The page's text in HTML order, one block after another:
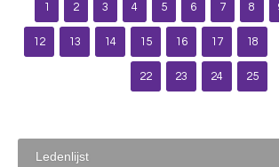
1 2 3 4 5 6 7 8
12 13 14 15 16 17 18
22 23 24 25
Ledenlijst